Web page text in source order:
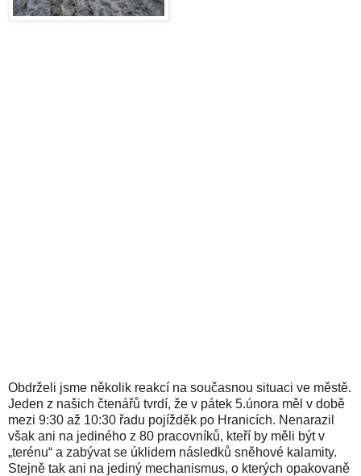
Obdrželi jsme několik reakcí na současnou situaci ve městě.
Jeden z našich čtenářů tvrdí, že v pátek 5.února měl v době
mezi 9:30 až 10:30 řadu pojížděk po Hranicích. Nenarazil
však ani na jediného z 80 pracovníků, kteří by měli být v
„terénu“ a zabývat se úklidem následků sněhové kalamity.
Stejně tak ani na jediný mechanismus, o kterých opakovaně